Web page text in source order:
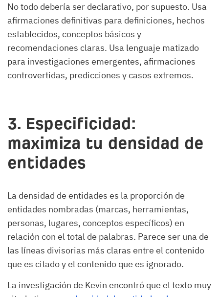
No todo debería ser declarativo, por supuesto. Usa
afirmaciones definitivas para definiciones, hechos
establecidos, conceptos básicos y
recomendaciones claras. Usa lenguaje matizado
para investigaciones emergentes, afirmaciones
controvertidas, predicciones y casos extremos.
3. Especificidad:
maximiza tu densidad de
entidades
La densidad de entidades es la proporción de
entidades nombradas (marcas, herramientas,
personas, lugares, conceptos específicos) en
relación con el total de palabras. Parece ser una de
las líneas divisorias más claras entre el contenido
que es citado y el contenido que es ignorado.
La investigación de Kevin encontró que el texto muy